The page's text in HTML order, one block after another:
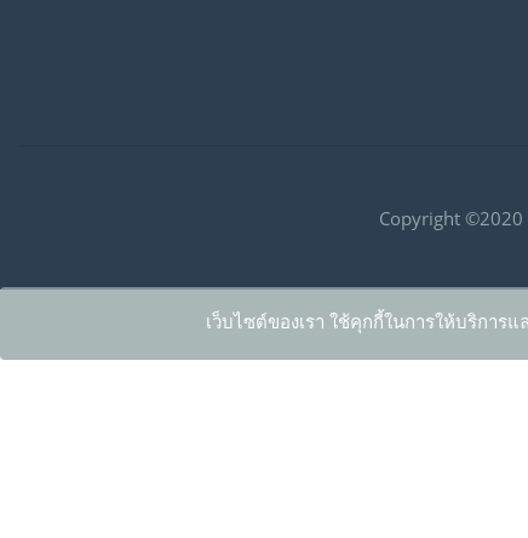
Copyright
เว็บไซต์ของเรา ใช้คุกกี้ในการให้บริกา